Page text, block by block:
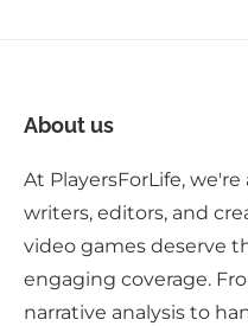
About us
At PlayersForLife,
writers, editors, and
video games deserve
engaging coverage.
narrative analysis to